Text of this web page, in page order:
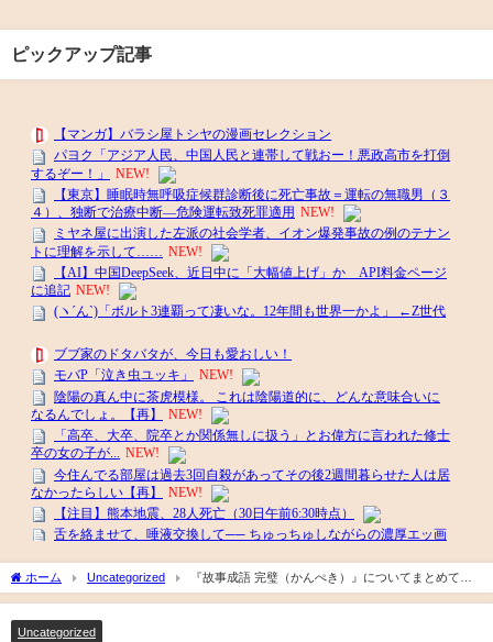
ピックアップ記事
ホーム Uncategorized
『故事成語 完璧（かんぺき）』についてまとめてみ
た
Uncategorized